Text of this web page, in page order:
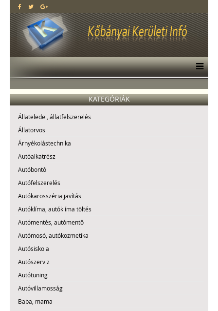
KATEGÓRIÁK
Állateledel, állatfelszerelés
Állatorvos
Árnyékolástechnika
Autóalkatrész
Autóbontó
Autófelszerelés
Autókarosszéria javítás
Autóklíma, autóklíma töltés
Autómentés, autómentő
Autómosó, autókozmetika
Autósiskola
Autószerviz
Autótuning
Autóvillamosság
Baba, mama